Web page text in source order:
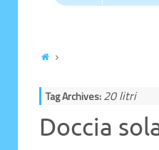
Tag Archives:20 litri
Doccia